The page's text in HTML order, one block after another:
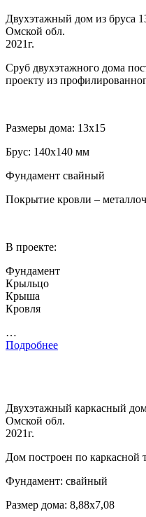
Двухэтажный дом из бруса
Омской обл.
2021г.
Сруб двухэтажного дома
проекту из
Размеры дома: 13х15
Брус: 140х140 мм
Фундамент свайный
Покрытие кровли –
В проекте:
Фундамент
Крыльцо
Крыша
Кровля
…
Подробнее
Двухэтажный каркасный
Омской обл.
2021г.
Дом построен по каркасной
Фундамент: свайный
Размер дома: 8,88х7,08